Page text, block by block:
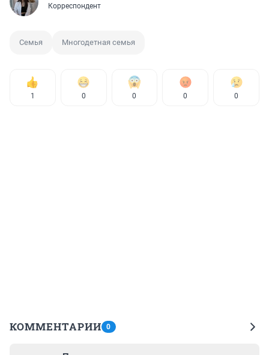
Корреспондент
Семья Многодетная семья
1 0 0 0 0
КОММЕНТАРИИ 0